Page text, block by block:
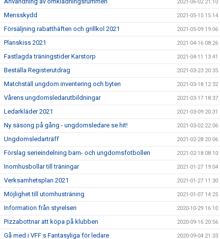
2021-06-02 21:10
Mensskydd 2021-05-15 15:14
Försäljning rabatthäften och grillkol 2021 2021-05-09 19:06
Planskiss 2021 2021-04-16 08:26
Fastlagda träningstider Karstorp 2021-04-11 13:41
Beställa Registerutdrag 2021-03-23 20:35
Matchställ ungdom inventering och byten 2021-03-18 12:32
Vårens ungdomsledarutbildningar 2021-03-17 18:37
Ledarkläder 2021 2021-03-09 20:31
Ny säsong på gång - ungdomsledare se hit! 2021-03-02 22:06
Ungdomsledarträff 2021-02-28 20:06
Förslag serieindelning barn- och ungdomsfotbollen 2021-02-18 08:10
Inomhusbollar till träningar 2021-01-27 19:04
Verksamhetsplan 2021 2021-01-27 11:30
Möjlighet till utomhusträning 2021-01-07 14:25
Information från styrelsen 2020-10-29 16:10
Pizzabottnar att köpa på klubben 2020-09-16 20:56
Gå med i VFF:s Fantasyliga för ledare 2020-09-04 21:33